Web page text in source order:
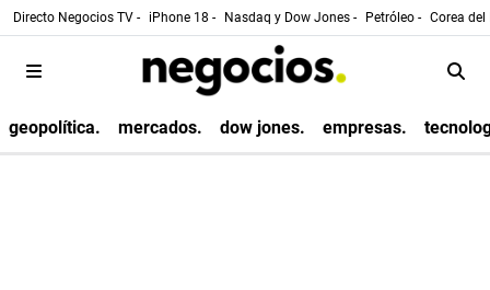
Directo Negocios TV - iPhone 18 - Nasdaq y Dow Jones - Petróleo - Corea
geopolítica. mercados. dow jones. empresas.